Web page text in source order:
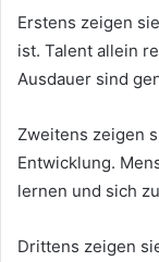
Erstens zeigen
ist. Talent allein
Ausdauer sind
Zweitens zeigen
Entwicklung.
lernen und sich
Drittens zeigen